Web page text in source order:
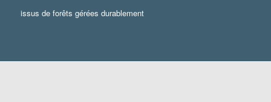
issus de forêts gérées durablement